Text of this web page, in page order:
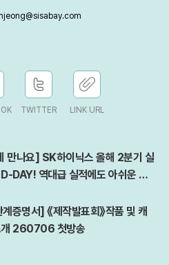
TWITTER LINK URL
만나요] SK하이닉스 올해 2분기 실
DAY! 역대급 실적에도 아쉬운 점
일 수요일
증명서] 《제작발표회》작품 및 캐
개 260706 첫방송